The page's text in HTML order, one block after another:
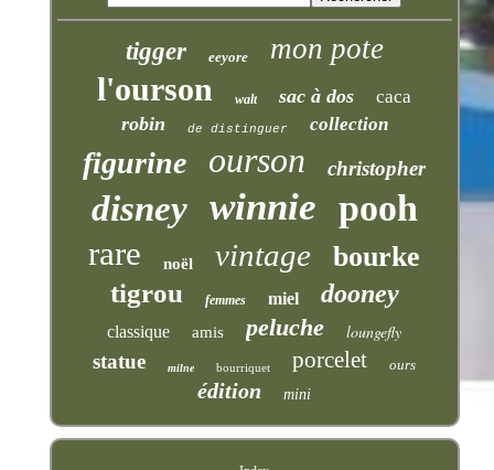
tigger eeyore mon pote
l'ourson walt sac à dos caca
robin de distinguer collection
figurine ourson christopher
disney winnie pooh
rare noël vintage bourke
tigrou femmes miel dooney
classique amis peluche loungefly
statue milne bourriquet porcelet ours
édition mini